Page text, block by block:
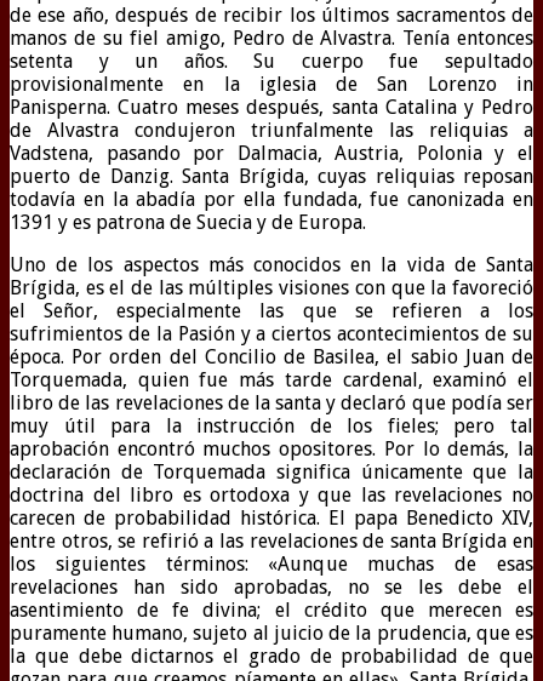
de ese año, después de recibir los últimos sacramentos de
manos de su fiel amigo, Pedro de Alvastra. Tenía entonces
setenta y un años. Su cuerpo fue sepultado
provisionalmente en la iglesia de San Lorenzo in
Panisperna. Cuatro meses después, santa Catalina y Pedro
de Alvastra condujeron triunfalmente las reliquias a
Vadstena, pasando por Dalmacia, Austria, Polonia y el
puerto de Danzig. Santa Brígida, cuyas reliquias reposan
todavía en la abadía por ella fundada, fue canonizada en
1391 y es patrona de Suecia y de Europa.
Uno de los aspectos más conocidos en la vida de Santa
Brígida, es el de las múltiples visiones con que la favoreció
el Señor, especialmente las que se refieren a los
sufrimientos de la Pasión y a ciertos acontecimientos de su
época. Por orden del Concilio de Basilea, el sabio Juan de
Torquemada, quien fue más tarde cardenal, examinó el
libro de las revelaciones de la santa y declaró que podía ser
muy útil para la instrucción de los fieles; pero tal
aprobación encontró muchos opositores. Por lo demás, la
declaración de Torquemada significa únicamente que la
doctrina del libro es ortodoxa y que las revelaciones no
carecen de probabilidad histórica. El papa Benedicto XIV,
entre otros, se refirió a las revelaciones de santa Brígida en
los siguientes términos: «Aunque muchas de esas
revelaciones han sido aprobadas, no se les debe el
asentimiento de fe divina; el crédito que merecen es
puramente humano, sujeto al juicio de la prudencia, que es
la que debe dictarnos el grado de probabilidad de que